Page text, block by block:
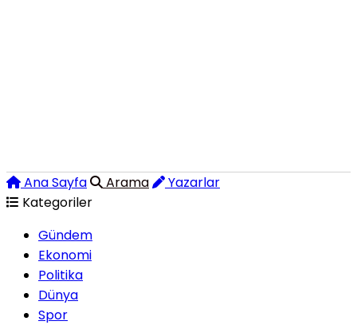
Ana Sayfa Arama
Yazarlar
Kategoriler
Gündem
Ekonomi
Politika
Dünya
Spor